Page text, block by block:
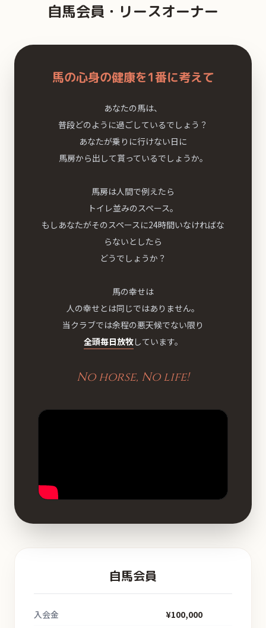
自馬会員・リースオーナー
馬の心身の健康を1番に考えて
あなたの馬は、
普段どのように過ごしているでしょう？
あなたが乗りに行けない日に
馬房から出して貰っているでしょうか。
馬房は人間で例えたら
トイレ並みのスペース。
もしあなたがそのスペースに24時間いなければな
らないとしたら
どうでしょうか？
馬の幸せは
人の幸せとは同じではありません。
当クラブでは余程の悪天候でない限り
全頭毎日放牧しています。
No horse, No life!
自馬会員
入会金 ¥100,000